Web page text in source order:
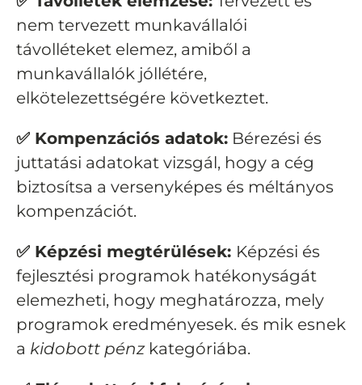
nem tervezett munkavállalói
távolléteket elemez, amiből a
munkavállalók jóllétére,
elkötelezettségére következtet.
✅ Kompenzációs adatok: Bérezési és
juttatási adatokat vizsgál, hogy a cég
biztosítsa a versenyképes és méltányos
kompenzációt.
✅ Képzési megtérülések: Képzési és
fejlesztési programok hatékonyságát
elemezheti, hogy meghatározza, mely
programok eredményesek. és mik esnek
a kidobott pénzkategóriába.